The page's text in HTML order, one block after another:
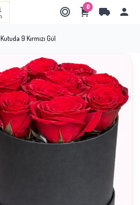
0
Kutuda 9 Kırmızı Gül